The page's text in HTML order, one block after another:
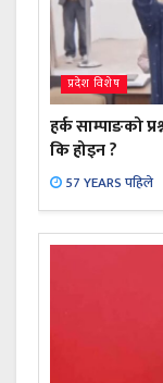
प्रदेश विशेष
हर्क साम्पाङको
कि होइन ?
57 YEARS पहिले